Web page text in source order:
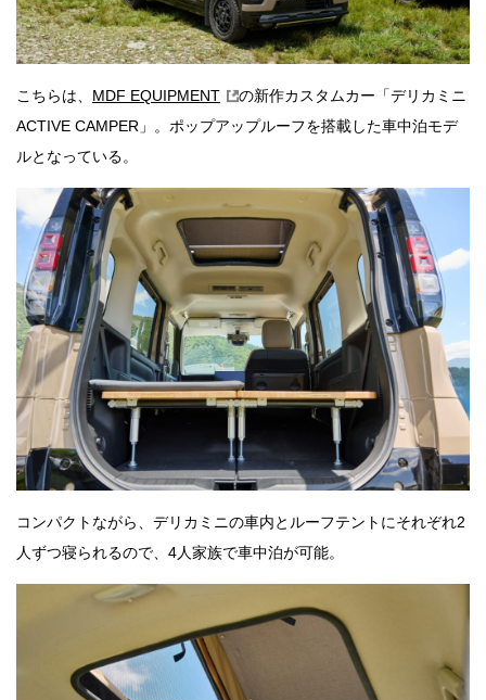
こちらは、 MDF EQUIPMENT
の新作カスタムカー「デリカミニ
ACTIVE CAMPER」。ポップアップルーフを搭載した車中泊モデ
ルとなっている。
コンパクトながら、デリカミニの車内とルーフテントにそれぞれ2
人ずつ寝られるので、4人家族で車中泊が可能。